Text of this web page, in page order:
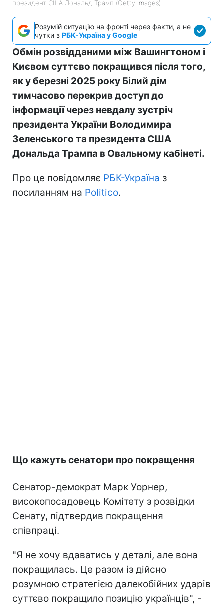
президент США Дональд Трамп (Getty Images)
Розумій ситуацію на фронті через факти, а не
чутки з РБК-Україна у Google
Обмін розвідданими між Вашингтоном і
Києвом суттєво покращився після того,
як у березні 2025 року Білий дім
тимчасово перекрив доступ до
інформації через невдалу зустріч
президента України Володимира
Зеленського та президента США
Дональда Трампа в Овальному кабінеті.
Про це повідомляє РБК-Україна з
посиланням на Politico.
Що кажуть сенатори про покращення
Сенатор-демократ Марк Уорнер,
високопосадовець Комітету з розвідки
Сенату, підтвердив покращення
співпраці.
"Я не хочу вдаватись у деталі, але вона
покращилась. Це разом із дійсно
розумною стратегією далекобійних ударів
суттєво покращило позицію українців", -